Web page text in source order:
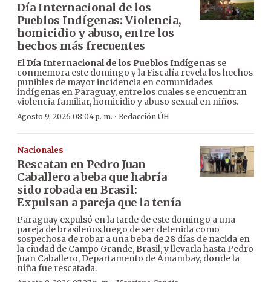
Día Internacional de los
Pueblos Indígenas: Violencia,
homicidio y abuso, entre los
hechos más frecuentes
El Día Internacional de los Pueblos Indígenas se
conmemora este domingo y la Fiscalía revela los hechos
punibles de mayor incidencia en comunidades
indígenas en Paraguay, entre los cuales se encuentran
violencia familiar, homicidio y abuso sexual en niños.
Agosto 9, 2026 08:04 p. m. · Redacción ÚH
Nacionales
Rescatan en Pedro Juan
Caballero a beba que habría
sido robada en Brasil:
Expulsan a pareja que la tenía
Paraguay expulsó en la tarde de este domingo a una
pareja de brasileños luego de ser detenida como
sospechosa de robar a una beba de 28 días de nacida en
la ciudad de Campo Grande, Brasil, y llevarla hasta Pedro
Juan Caballero, Departamento de Amambay, donde la
niña fue rescatada.